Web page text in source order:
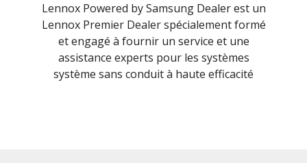
Lennox Powered by Samsung Dealer est un
Lennox Premier Dealer spécialement formé
et engagé à fournir un service et une
assistance experts pour les systèmes
système sans conduit à haute efficacité